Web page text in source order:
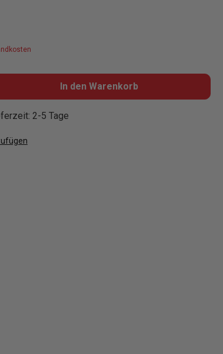
Wert ein oder benutze die Schaltflächen um
In den Warenkorb
2-5 Tage